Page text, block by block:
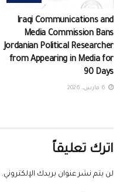
Iraqi Communications and
Media Commission Bans
Jordanian Political Researcher
from Appearing in Media for
90 Days
اترك تعليقاً
لن يتم نشر عنوان بريدك الإلكتروني.